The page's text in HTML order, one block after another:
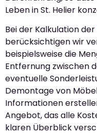
Leben in St. Helier
Bei der Kalkulation der
berücksichtigen wir
beispielsweise die
Entfernung zwischen
eventuelle
Demontage von
Informationen
Angebot, das alle
klaren Überblick